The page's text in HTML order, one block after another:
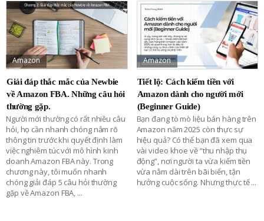
Amazon
Giải đáp thắc mắc của Newbie
về Amazon FBA. Những câu hỏi
thường gặp.
Người mới thường có rất nhiều câu
hỏi, họ cần nhanh chóng nắm rõ
thông tin trước khi quyết định làm
việc nghiêm túc với mô hình kinh
doanh Amazon FBA này. Trong
chương này, tôi muốn nhanh
chóng giải đáp 5 câu hỏi thường
gặp về Amazon FBA, ...
Amazon
Tiết lộ: Cách kiếm tiền với
Amazon dành cho người mới
(Beginner Guide)
Bạn đang tò mò liệu bán hàng trên
Amazon năm 2025 còn thực sự
hiệu quả? Có thể bạn đã xem qua
vài video khoe về “thu nhập thụ
động”, nơi người ta vừa kiếm tiền
vừa nằm dài trên bãi biển, tận
hưởng cuộc sống. Nhưng thực tế...